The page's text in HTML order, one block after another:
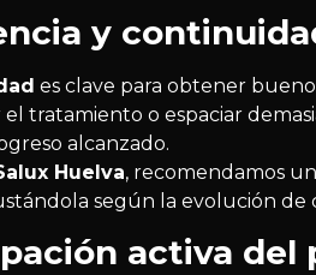
y
es clave para obtener
tratamiento o espaciar
alcanzado.
Huelva, recomendamos
según la evolución de
activa del